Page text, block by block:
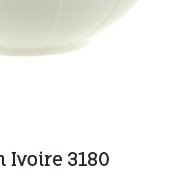
Ivoire 3180